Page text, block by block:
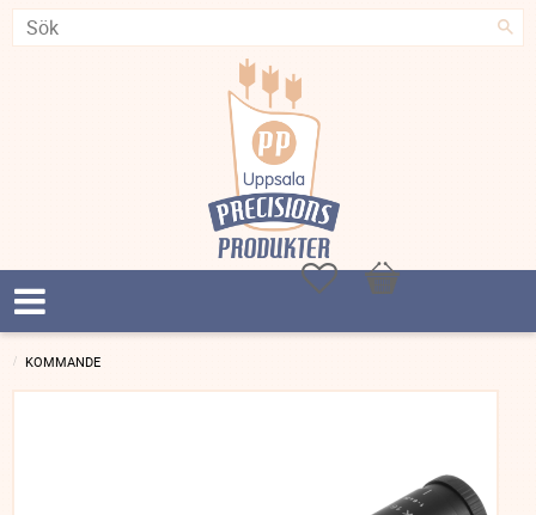
FavoriterKundvagn
KOMMANDE